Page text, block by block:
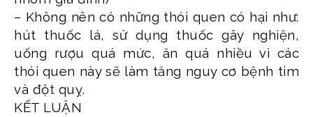
– Không nên có những thói quen có hại như:
hút thuốc lá, sử dụng thuốc gây nghiện,
uống rượu quá mức, ăn quá nhiều vì các
thói quen này sẽ làm tăng nguy cơ bệnh tim
và đột quỵ.
KẾT LUẬN